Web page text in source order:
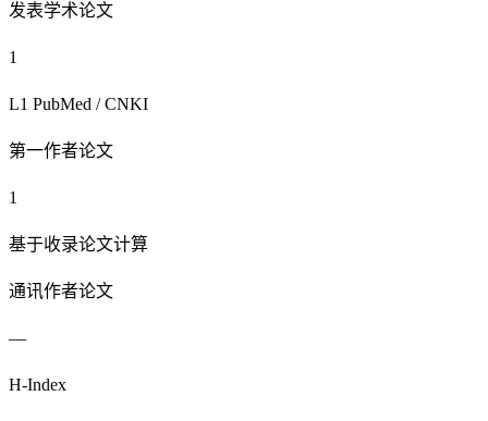
发表学术论文
1
L1 PubMed / CNKI
第一作者论文
1
基于收录论文计算
通讯作者论文
—
H-Index